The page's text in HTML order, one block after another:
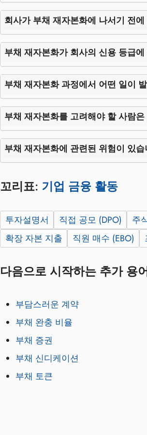
회사가 부채 재자본화에 나서기 전
부채 재자본화가 회사의 신용 등급
부채 재자본화 과정에서 어떤 일이
부채 재자본화를 고려해야 할 사람
부채 재자본화에 관련된 위험이 있
꼬리표: 기업 금융 활동
투자설명서 직접 공모 (DPO) 주
확장 자본 지출
직원 매수 (EBO)
다음으로 시작하는 추가 용
부담스러운 계약
부채 완충 비율
부채 증권
부채 신디케이션
부채 토큰